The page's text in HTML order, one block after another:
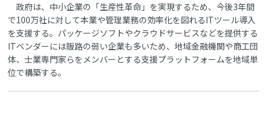
政府は、中小企業の「生産性革命」を実現するため、今後3年間
で100万社に対して本業や管理業務の効率化を図れるITツール導入
を支援する。パッケージソフトやクラウドサービスなどを提供する
ITベンダーには販路の弱い企業も多いため、地域金融機関や商工団
体、士業専門家らをメンバーとする支援プラットフォームを地域単
位で構築する。